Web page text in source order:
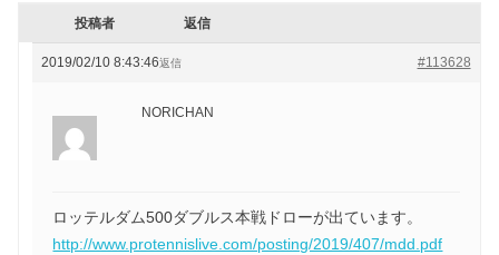
投稿者 返信
2019/02/10 8:43:46 #113628
返信
NORICHAN
ロッテルダム500ダブルス本戦ドローが出ています。
http://www.protennislive.com/posting/2019/407/mdd.pdf